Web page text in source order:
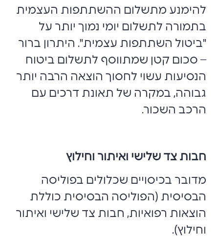
להימנע מתשלום ההשתתפות העצמית
בתמורה לתשלום יומי נמוך יותר על
"ביטול השתתפות עצמית". היתרון ברור
– סכום קטן שמתווסף לתשלום ביטוח
הנסיעות עשוי לחסוך הוצאה הרבה יותר
גבוהה, במקרה של תאונת דרכים עם
הרכב השכור.
חבות צד שלישי ואיתור וחילוץ
מדובר בכיסויים שכלולים בפוליסה
הבסיסית (הפוליסה הבסיסית כוללת
הוצאות רפואיות, חבות צד שלישי ואיתור
וחילוץ).